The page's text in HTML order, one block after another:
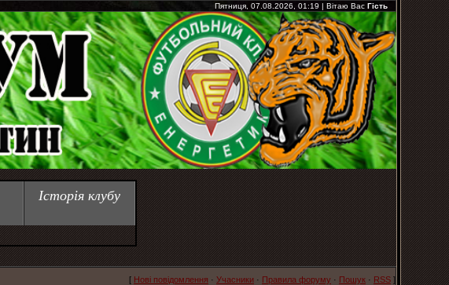
Пятниця, 07.08.2026, 01:19 | Вітаю Вас Гість
Історія клубу
[ Нові повідомлення · Учасники · Правила форуму · Пошук · RSS ]